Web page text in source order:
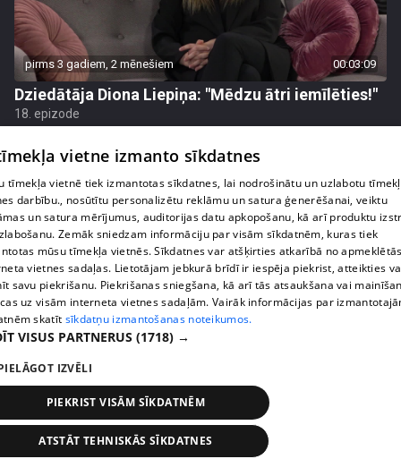
pirms 3 gadiem, 2 mēnešiem 00:03:09
Dziedātāja Diona Liepiņa: "Mēdzu ātri iemīlēties!"
18. epizode
pirms 3 gadiem, 2 mēnešiem
Katrīna Gupalo dalās pārdomās par brīžiem, kad
viņa sajūtas seksīga
vietne izmanto sīkdatnes
tīmekļa vietnē tiek izmantotas sīkdatnes, lai nodrošinātu un uzlabotu
darbību., nosūtītu personalizētu reklāmu un satura ģenerēšanai, veiktu
un satura mērījumus, auditorijas datu apkopošanu, kā arī produktu
Zemāk sniedzam informāciju par visām sīkdatnēm, kuras tiek
mūsu tīmekļa vietnēs. Sīkdatnes var atšķirties atkarībā no
vietnes sadaļas. Lietotājam jebkurā brīdī ir iespēja piekrist, atteikties
savu piekrišanu. Piekrišanas sniegšana, kā arī tās atsaukšana vai
uz visām interneta vietnes sadaļām. Vairāk informācijas par
skatīt sīkdatņu izmantošanas noteikumos.
VISUS PARTNERUS (1718) →
IZVĒLI
PIEKRIST VISĀM SĪKDATNĒM
ATSTĀT TEHNISKĀS SĪKDATNES